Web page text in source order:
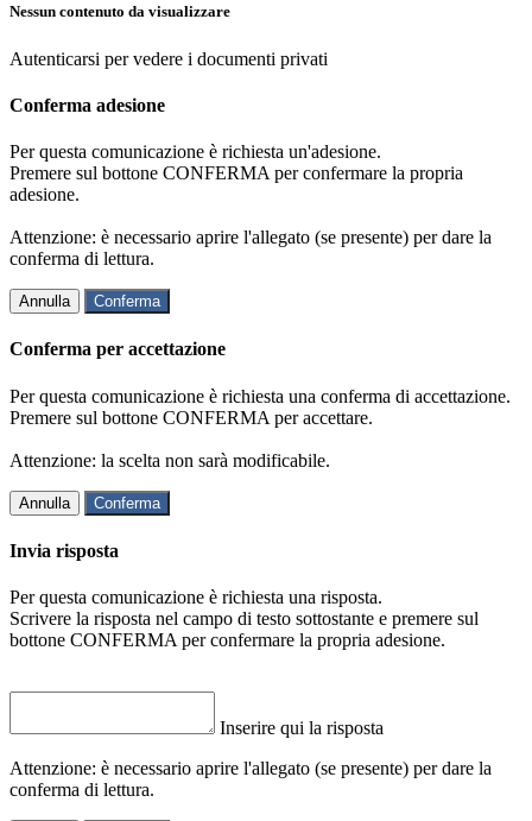
Nessun contenuto da visualizzare
Autenticarsi per vedere i documenti privati
Conferma adesione
Per questa comunicazione è richiesta un'adesione.
Premere sul bottone CONFERMA per confermare la propria
adesione.
Attenzione: è necessario aprire l'allegato (se presente) per dare la
conferma di lettura.
Annulla Conferma
Conferma per accettazione
Per questa comunicazione è richiesta una conferma di accettazione.
Premere sul bottone CONFERMA per accettare.
Attenzione: la scelta non sarà modificabile.
Annulla Conferma
Invia risposta
Per questa comunicazione è richiesta una risposta.
Scrivere la risposta nel campo di testo sottostante e premere sul
bottone CONFERMA per confermare la propria adesione.
Inserire qui la risposta
Attenzione: è necessario aprire l'allegato (se presente) per dare la
conferma di lettura.